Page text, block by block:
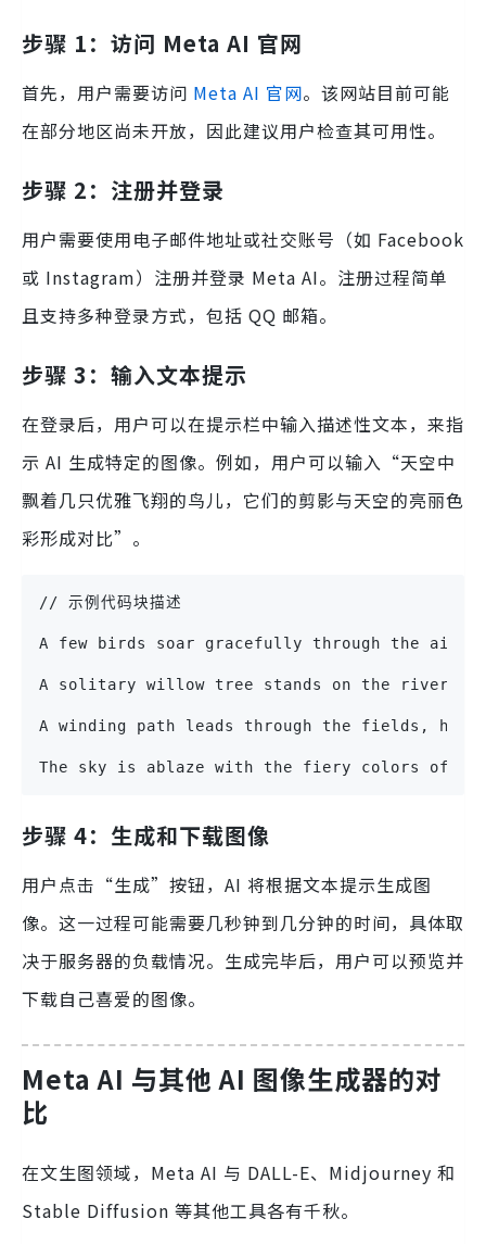
步骤 1：访问 Meta AI 官网
首先，用户需要访问 Meta AI 官网。该网站目前可能
在部分地区尚未开放，因此建议用户检查其可用性。
步骤 2：注册并登录
用户需要使用电子邮件地址或社交账号（如 Facebook
或 Instagram）注册并登录 Meta AI。注册过程简单
且支持多种登录方式，包括 QQ 邮箱。
步骤 3：输入文本提示
在登录后，用户可以在提示栏中输入描述性文本，来指
示 AI 生成特定的图像。例如，用户可以输入“天空中
飘着几只优雅飞翔的鸟儿，它们的剪影与天空的亮丽色
彩形成对比”。
// 示例代码块描述
A few birds soar gracefully through the
A solitary willow tree stands on the
A winding path leads through the fields,
The sky is ablaze with the fiery colors of a
步骤 4：生成和下载图像
用户点击“生成”按钮，AI 将根据文本提示生成图
像。这一过程可能需要几秒钟到几分钟的时间，具体取
决于服务器的负载情况。生成完毕后，用户可以预览并
下载自己喜爱的图像。
Meta AI 与其他 AI 图像生成器的对
比
在文生图领域，Meta AI 与 DALL-E、Midjourney 和
Stable Diffusion 等其他工具各有千秋。